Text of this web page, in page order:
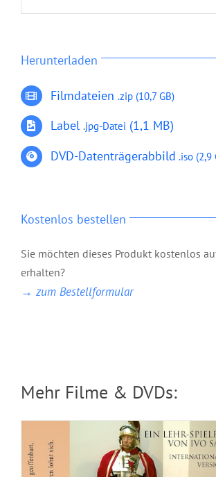
Herunterladen
Filmdateien.zip (10,7 GB)
Label .jpg-Datei (1,1 MB)
DVD-Datenträgerabbild .iso (2,9
Kostenlos bestellen
Sie möchten dieses Produkt kostenlos
erhalten?
→ zum Bestellformular
Mehr Filme & DVDs:
Das Geheimnis Gottes